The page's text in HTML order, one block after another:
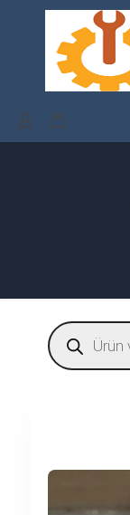
Products
search